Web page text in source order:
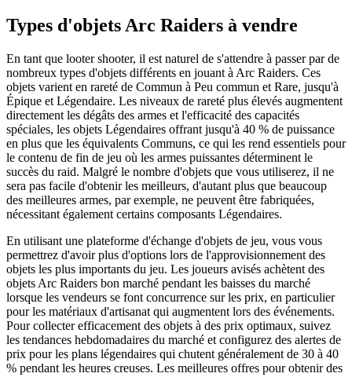
Types d'objets Arc Raiders à vendre
En tant que looter shooter, il est naturel de s'attendre à passer par de
nombreux types d'objets différents en jouant à Arc Raiders. Ces
objets varient en rareté de Commun à Peu commun et Rare, jusqu'à
Épique et Légendaire. Les niveaux de rareté plus élevés augmentent
directement les dégâts des armes et l'efficacité des capacités
spéciales, les objets Légendaires offrant jusqu'à 40 % de puissance
en plus que les équivalents Communs, ce qui les rend essentiels pour
le contenu de fin de jeu où les armes puissantes déterminent le
succès du raid. Malgré le nombre d'objets que vous utiliserez, il ne
sera pas facile d'obtenir les meilleurs, d'autant plus que beaucoup
des meilleures armes, par exemple, ne peuvent être fabriquées,
nécessitant également certains composants Légendaires.
En utilisant une plateforme d'échange d'objets de jeu, vous vous
permettrez d'avoir plus d'options lors de l'approvisionnement des
objets les plus importants du jeu. Les joueurs avisés achètent des
objets Arc Raiders bon marché pendant les baisses du marché
lorsque les vendeurs se font concurrence sur les prix, en particulier
pour les matériaux d'artisanat qui augmentent lors des événements.
Pour collecter efficacement des objets à des prix optimaux, suivez
les tendances hebdomadaires du marché et configurez des alertes de
prix pour les plans légendaires qui chutent généralement de 30 à 40
% pendant les heures creuses. Les meilleures offres pour obtenir des